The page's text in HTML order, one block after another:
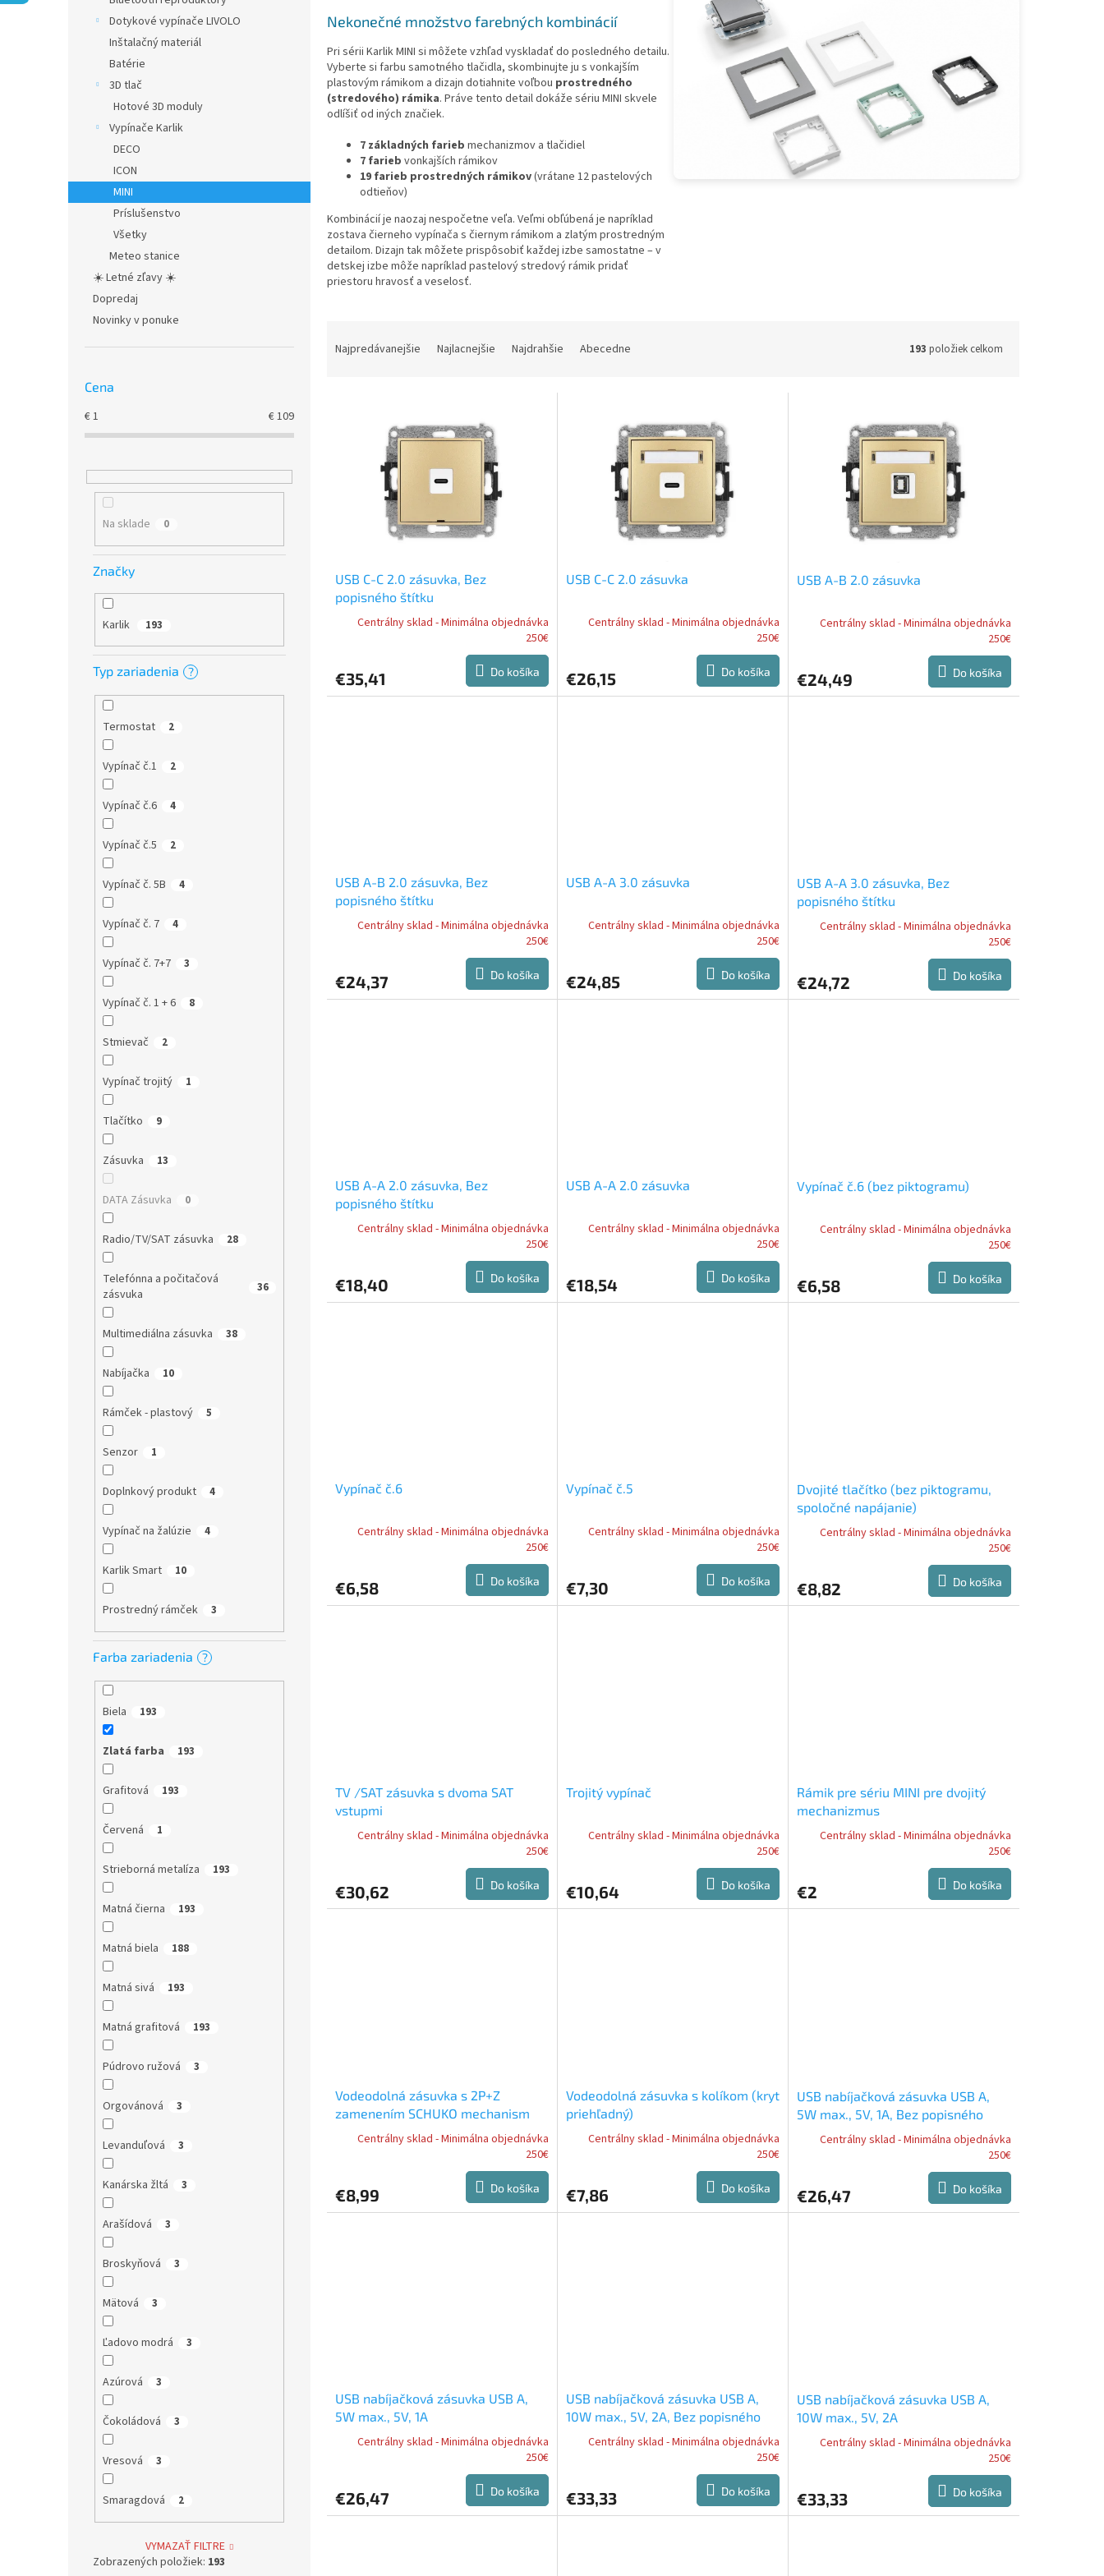
Dotykové vypínače LIVOLO
Inštalačný materiál
Batérie
3D tlač
Hotové 3D moduly
Vypínače Karlik
DECO
ICON
MINI
Príslušenstvo
Všetky
Meteo stanice
☀️ Letné zľavy ☀️
Dopredaj
Novinky v ponuke
Cena
€1 €109
Na sklade 0
Značky
Karlik 193
Typ zariadenia ?
Termostat 2
Vypínač č.1 2
Vypínač č.6 4
Vypínač č.5 2
Vypínač č. 5B 4
Vypínač č. 7 4
Vypínač č. 7+7 3
Vypínač č. 1 + 6 8
Stmievač 2
Vypínač trojitý 1
Tlačítko 9
Zásuvka 13
DATA Zásuvka 0
Radio/TV/SAT zásuvka 28
Telefónna a počitačová
zásvuka
36
Multimediálna zásuvka 38
Nabíjačka 10
Rámček - plastový 5
Senzor 1
Doplnkový produkt 4
Vypínač na žalúzie 4
Karlik Smart 10
Prostredný rámček 3
Farba zariadenia ?
Biela 193
Zlatá farba 193
Grafitová 193
Červená 1
Strieborná metalíza 193
Matná čierna 193
Matná biela 188
Matná sivá 193
Matná grafitová 193
Púdrovo ružová 3
Orgovánová 3
Levanduľová 3
Kanárska žltá 3
Arašídová 3
Broskyňová 3
Mätová 3
Ľadovo modrá 3
Azúrová 3
Čokoládová 3
Vresová 3
Smaragdová 2
VYMAZAŤ FILTRE
Zobrazených položiek: 193
Nekonečné množstvo farebných kombinácií
Pri sérii Karlik MINI si môžete vzhľad vyskladať do posledného detailu.
Vyberte si farbu samotného tlačidla, skombinujte ju s vonkajším
plastovým rámikom a dizajn dotiahnite voľbou prostredného
(stredového) rámika. Práve tento detail dokáže sériu MINI skvele
odlíšiť od iných značiek.
7 základných farieb mechanizmov a tlačidiel
7 farieb vonkajších rámikov
19 farieb prostredných rámikov(vrátane 12 pastelových
odtieňov)
Kombinácií je naozaj nespočetne veľa. Veľmi obľúbená je napríklad
zostava čierneho vypínača s čiernym rámikom a zlatým prostredným
detailom. Dizajn tak môžete prispôsobiť každej izbe samostatne – v
detskej izbe môže napríklad pastelový stredový rámik pridať
priestoru hravosť a veselosť.
Najpredávanejšie Najlacnejšie Najdrahšie Abecedne 193 položiek celkom
USB C-C 2.0 zásuvka, Bez
popisného štítku
Centrálny sklad - Minimálna objednávka
250€
€35,41 Do košíka
USB C-C 2.0 zásuvka
Centrálny sklad - Minimálna objednávka
250€
€26,15 Do košíka
USB A-B 2.0 zásuvka
Centrálny sklad - Minimálna objednávka
250€
€24,49 Do košíka
USB A-B 2.0 zásuvka, Bez
popisného štítku
Centrálny sklad - Minimálna objednávka
250€
€24,37 Do košíka
USB A-A 3.0 zásuvka
Centrálny sklad - Minimálna objednávka
250€
€24,85 Do košíka
USB A-A 3.0 zásuvka, Bez
popisného štítku
Centrálny sklad - Minimálna objednávka
250€
€24,72 Do košíka
USB A-A 2.0 zásuvka, Bez
popisného štítku
Centrálny sklad - Minimálna objednávka
250€
€18,40 Do košíka
USB A-A 2.0 zásuvka
Centrálny sklad - Minimálna objednávka
250€
€18,54 Do košíka
Vypínač č.6 (bez piktogramu)
Centrálny sklad - Minimálna objednávka
250€
€6,58 Do košíka
Vypínač č.6
Centrálny sklad - Minimálna objednávka
250€
€6,58 Do košíka
Vypínač č.5
Centrálny sklad - Minimálna objednávka
250€
€7,30 Do košíka
Dvojité tlačítko (bez piktogramu,
spoločné napájanie)
Centrálny sklad - Minimálna objednávka
250€
€8,82 Do košíka
TV /SAT zásuvka s dvoma SAT
vstupmi
Centrálny sklad - Minimálna objednávka
250€
€30,62 Do košíka
Trojitý vypínač
Centrálny sklad - Minimálna objednávka
250€
€10,64 Do košíka
Rámik pre sériu MINI pre dvojitý
mechanizmus
Centrálny sklad - Minimálna objednávka
250€
€2 Do košíka
Vodeodolná zásuvka s 2P+Z
zamenením SCHUKO mechanism
(tmavý priehľadný kryt, s detskou
Centrálny sklad - Minimálna objednávka
250€
€8,99 Do košíka
Vodeodolná zásuvka s kolíkom (kryt
priehľadný)
Centrálny sklad - Minimálna objednávka
250€
€7,86 Do košíka
USB nabíjačková zásuvka USB A,
5W max., 5V, 1A, Bez popisného
Centrálny sklad - Minimálna objednávka
250€
€26,47 Do košíka
USB nabíjačková zásuvka USB A,
5W max., 5V, 1A
Centrálny sklad - Minimálna objednávka
250€
€26,47 Do košíka
USB nabíjačková zásuvka USB A,
10W max., 5V, 2A, Bez popisného
štítkuCentrálny sklad - Minimálna objednávka
250€
€33,33 Do košíka
USB nabíjačková zásuvka USB A,
10W max., 5V, 2A
Centrálny sklad - Minimálna objednávka
250€
€33,33 Do košíka